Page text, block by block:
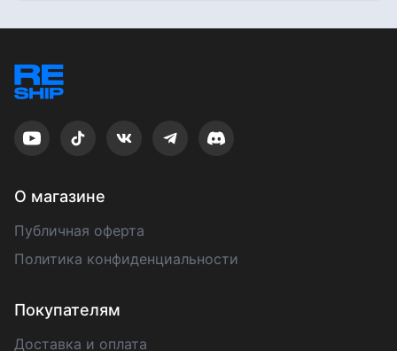
О магазине
Публичная оферта
Политика конфиденциальности
Покупателям
Доставка и оплата